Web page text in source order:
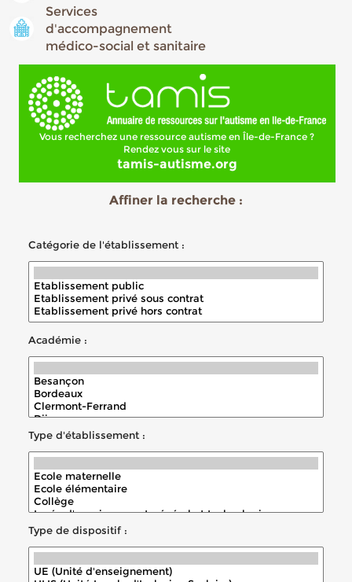
Services
d'accompagnement
médico-social et sanitaire
Vous recherchez une ressource autisme en Île-de-France ?
Rendez vous sur le site
tamis-autisme.org
Affiner la recherche :
Catégorie de l'établissement :
Académie :
Type d'établissement :
Type de dispositif :